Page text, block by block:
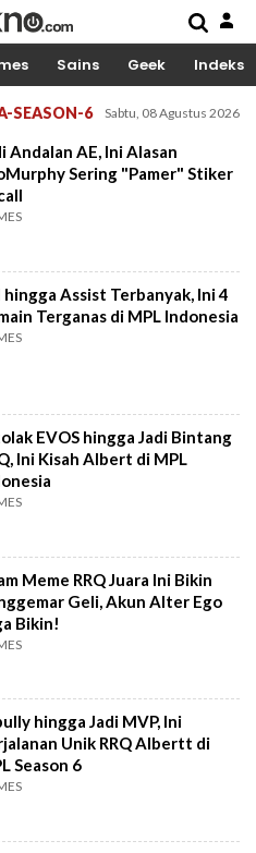
Sains Geek Indeks
SEASON-6 Sabtu, 08 Agustus 2026
Andalan AE, Ini Alasan
Sering "Pamer" Stiker
hingga Assist Terbanyak, Ini 4
Terganas di MPL Indonesia
EVOS hingga Jadi Bintang
Ini Kisah Albert di MPL
Meme RRQ Juara Ini Bikin
Geli, Akun Alter Ego
Bikin!
hingga Jadi MVP, Ini
Unik RRQ Albertt di
Season 6